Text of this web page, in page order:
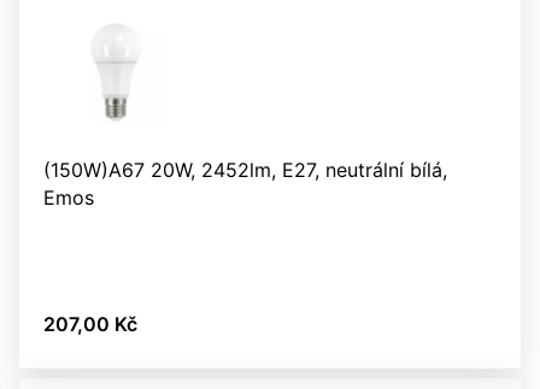
(150W)A67 20W, 2452lm, E27, neutrální bílá,
Emos
207,00 Kč